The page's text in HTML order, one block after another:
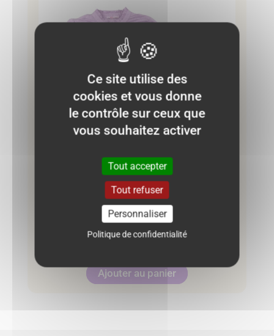
Blouse WE 9/10 ans – Lila
9.00€
Ajouter au panier
Ce site utilise des
cookies et vous donne
le contrôle sur ceux que
vous souhaitez activer
Tout accepter
Tout refuser
Personnaliser
Politique de confidentialité